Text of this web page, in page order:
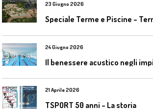
23 Giugno 2026
24 Giugno 2026
21 Aprile 2026
TSPORT 50 anni – La storia